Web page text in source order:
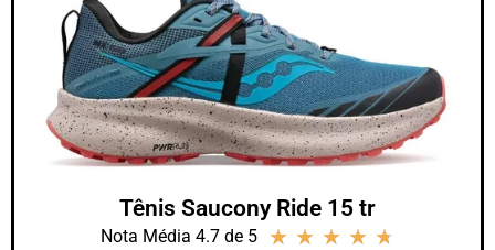
Tênis Saucony Ride 15 tr
Nota Média 4.7 de 5 ★ ★ ★ ★ ★